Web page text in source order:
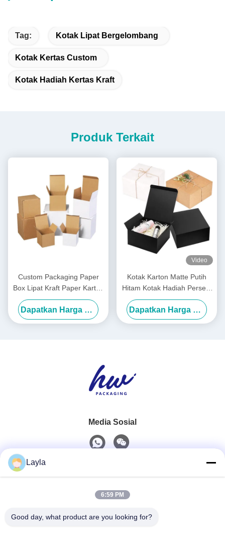
Tag: Kotak Lipat Bergelombang
Kotak Kertas Custom
Kotak Hadiah Kertas Kraft
Produk Terkait
Custom Packaging Paper
Box Lipat Kraft Paper Karton
Pattern Printing Kotak kertas
bergelombang Dapatkan Harga Terbaik
Video
Kotak Karton Matte Putih
Hitam Kotak Hadiah Persegi
Kemasan Kaku Alami
Dapatkan Harga Terbaik
Media Sosial
0086-18688885859
Layla
6:59 PM
Good day, what product are you looking for?